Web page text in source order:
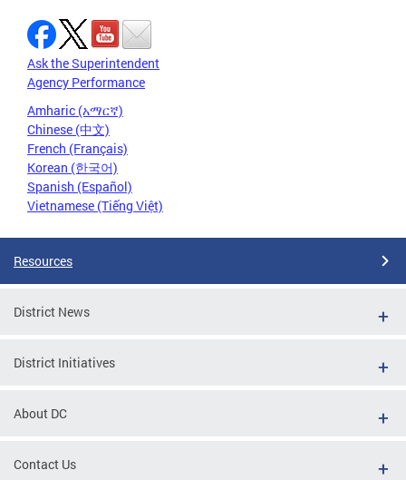
Ask the Superintendent
Agency Performance
Amharic (አማርኛ)
Chinese (中文)
French (Français)
Korean (한국어)
Spanish (Español)
Vietnamese (Tiếng Việt)
Resources
District News
District Initiatives
About DC
Contact Us